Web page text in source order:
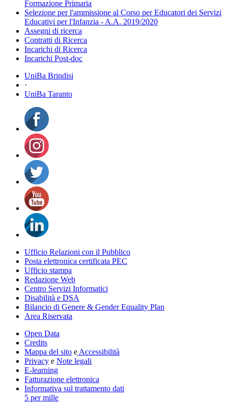
Formazione Primaria
Selezione per l'ammissione al Corso per Educatori dei Servizi
Educativi per l'Infanzia - A.A. 2019/2020
Assegni di ricerca
Contratti di Ricerca
Incarichi di Ricerca
Incarichi Post-doc
UniBa Brindisi
·
UniBa Taranto
Ufficio Relazioni con il Pubblico
Posta elettronica certificata PEC
Ufficio stampa
Redazione Web
Centro Servizi Informatici
Disabilità e DSA
Bilancio di Genere & Gender Equality Plan
Area Riservata
Open Data
Credits
Mappa del sito e Accessibilità
Privacy e Note legali
E-learning
Fatturazione elettronica
Informativa sul trattamento dati
5 per mille